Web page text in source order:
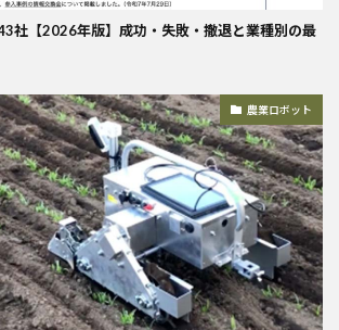
社【2026年版】成功・失敗・撤退と業種別の最
農業ロボット